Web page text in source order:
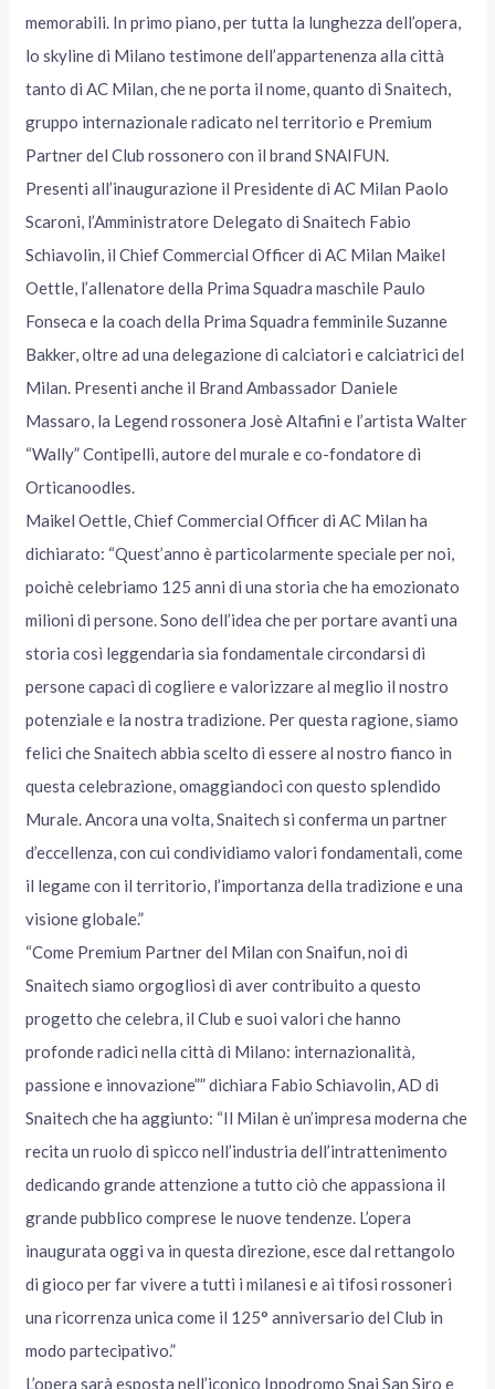
memorabili. In primo piano, per tutta la lunghezza dell’opera,
lo skyline di Milano testimone dell’appartenenza alla città
tanto di AC Milan, che ne porta il nome, quanto di Snaitech,
gruppo internazionale radicato nel territorio e Premium
Partner del Club rossonero con il brand SNAIFUN.
Presenti all’inaugurazione il Presidente di AC Milan Paolo
Scaroni, l’Amministratore Delegato di Snaitech Fabio
Schiavolin, il Chief Commercial Officer di AC Milan Maikel
Oettle, l’allenatore della Prima Squadra maschile Paulo
Fonseca e la coach della Prima Squadra femminile Suzanne
Bakker, oltre ad una delegazione di calciatori e calciatrici del
Milan. Presenti anche il Brand Ambassador Daniele
Massaro, la Legend rossonera Josè Altafini e l’artista Walter
“Wally” Contipelli, autore del murale e co-fondatore di
Orticanoodles.
Maikel Oettle, Chief Commercial Officer di AC Milan ha
dichiarato: “Quest’anno è particolarmente speciale per noi,
poichè celebriamo 125 anni di una storia che ha emozionato
milioni di persone. Sono dell’idea che per portare avanti una
storia così leggendaria sia fondamentale circondarsi di
persone capaci di cogliere e valorizzare al meglio il nostro
potenziale e la nostra tradizione. Per questa ragione, siamo
felici che Snaitech abbia scelto di essere al nostro fianco in
questa celebrazione, omaggiandoci con questo splendido
Murale. Ancora una volta, Snaitech si conferma un partner
d’eccellenza, con cui condividiamo valori fondamentali, come
il legame con il territorio, l’importanza della tradizione e una
visione globale.”
“Come Premium Partner del Milan con Snaifun, noi di
Snaitech siamo orgogliosi di aver contribuito a questo
progetto che celebra, il Club e suoi valori che hanno
profonde radici nella città di Milano: internazionalità,
passione e innovazione”” dichiara Fabio Schiavolin, AD di
Snaitech che ha aggiunto: “Il Milan è un’impresa moderna che
recita un ruolo di spicco nell’industria dell’intrattenimento
dedicando grande attenzione a tutto ciò che appassiona il
grande pubblico comprese le nuove tendenze. L’opera
inaugurata oggi va in questa direzione, esce dal rettangolo
di gioco per far vivere a tutti i milanesi e ai tifosi rossoneri
una ricorrenza unica come il 125° anniversario del Club in
modo partecipativo.”
L’opera sarà esposta nell’iconico Ippodromo Snai San Siro e